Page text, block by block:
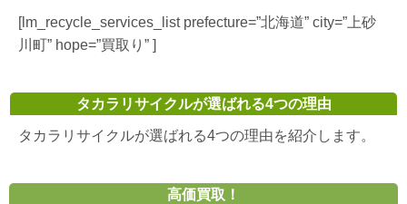
[lm_recycle_services_list prefecture=”北海道” city=”上砂
川町” hope=”買取り” ]
タカラリサイクルが選ばれる4つの理由
タカラリサイクルが選ばれる4つの理由を紹介します。
高価買取！